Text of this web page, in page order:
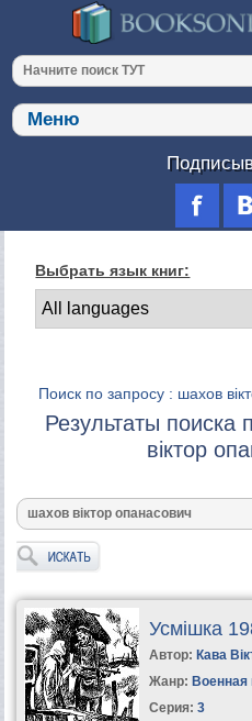
Выбрать язык книг:
Поиск по запросу : шахов
Результаты поиска
віктор
Усмiшка
Автор: Кава
Жанр: Военная
Серия: 3